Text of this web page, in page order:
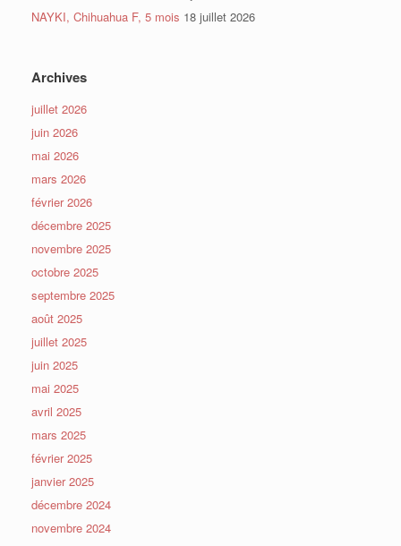
NAYKI, Chihuahua F, 5 mois 18 juillet 2026
Archives
juillet 2026
juin 2026
mai 2026
mars 2026
février 2026
décembre 2025
novembre 2025
octobre 2025
septembre 2025
août 2025
juillet 2025
juin 2025
mai 2025
avril 2025
mars 2025
février 2025
janvier 2025
décembre 2024
novembre 2024